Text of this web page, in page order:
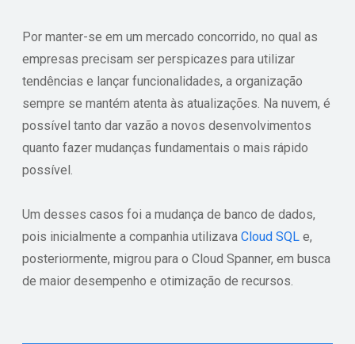
Por manter-se em um mercado concorrido, no qual as
empresas precisam ser perspicazes para utilizar
tendências e lançar funcionalidades, a organização
sempre se mantém atenta às atualizações. Na nuvem, é
possível tanto dar vazão a novos desenvolvimentos
quanto fazer mudanças fundamentais o mais rápido
possível.
Um desses casos foi a mudança de banco de dados,
pois inicialmente a companhia utilizava Cloud SQL e,
posteriormente, migrou para o Cloud Spanner, em busca
de maior desempenho e otimização de recursos.